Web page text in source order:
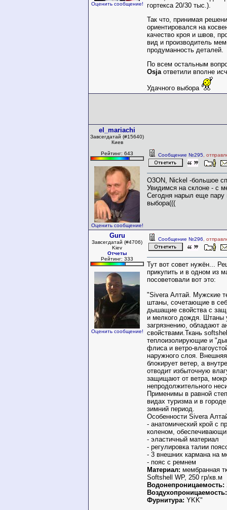
Оценить сообщение!
гортекса 20/30 тыс.).
Так что, принимая
ориентировался на
качество кроя и швов,
вид и производитель
продуманность деталей.
По всем остальным
Osjaответили вполне
Удачного выбора
el_mariachi
Завсегдатай (#15640)
Киев
Рейтинг: 643
Оценить сообщение!
Сообщение №295 ,
O3ON, Nickel -большое
Увидимся на склоне - с
Сегодня нарыл еще пару
выбора(((
Guru
Завсегдатай (#4706)
Kiev
Отчеты
Рейтинг: 333
Оценить сообщение!
Сообщение №296 ,
Тут вот совет нужён...
прикупить и в одном из
посоветовали вот это:
"Sivera Алтай. Мужские
штаны, сочетающие в
дышащие свойства с
и мелкого дождя. Штаны
загрязнению, обладают
свойствами.Ткань
теплоизолирующие и
флиса и ветро-
наружного слоя.
блокирует ветер, а
отводит избыточную
защищают от ветра,
непродолжительного
Применимы в равной
видах туризма и в
зимний период.
Особенности Sivera
- анатомический крой с
коленом,
- эластичный материал
- регулировка талии
- 3 внешних кармана на
- пояс с ремнем
Материал: мембранная
Softshell WP, 250 гр/кв.м
Водонепроницаемость:
Воздухопроницаемость:
Фурнитура: YKK"